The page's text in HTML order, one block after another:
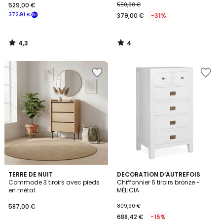
372,91 €
529,00 €
4,3
/
550,00 €
379,00 € -31%
4
/
TERRE DE NUIT
Commode 3 tiroirs avec pieds
en métal
587,00 €
DECORATION D’AUTREFOIS
Chiffonnier 6 tiroirs bronze -
MÉLICIA
809,90 €
688,42 € -15%